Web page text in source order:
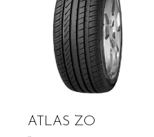
ATLAS ZO